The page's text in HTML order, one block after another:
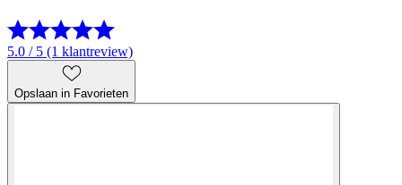
5.0 / 5 (1 klantreview)
Opslaan in Favorieten